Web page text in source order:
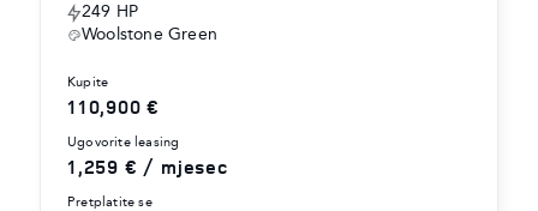
249 HP
Woolstone Green
kupite
110,900 €
ugovorite leasing
1,259 € / mjesec
pretplatite se